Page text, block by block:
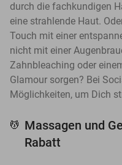
durch die fachkundigen
eine strahlende Haut.
Touch mit einer
nicht mit einer
Zahnbleaching oder
Glamour sorgen? Bei
Möglichkeiten, um Dich
💆 Massagen und
Rabatt